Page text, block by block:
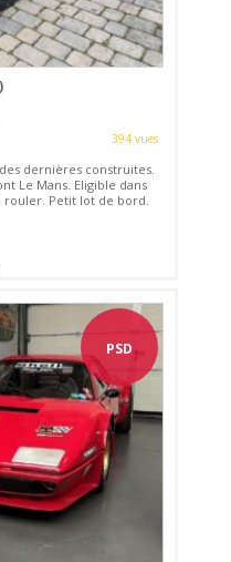
394 vues
dernières construites.
Le Mans. Eligible dans
rouler. Petit lot de bord.
PSD